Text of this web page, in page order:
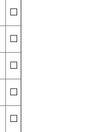
☐
☐
☐
☐
☐